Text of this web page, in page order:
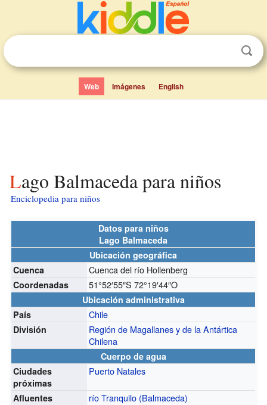
Web Imágenes English
Lago Balmaceda para niños
Enciclopedia para niños
Datos para niños
Lago Balmaceda
Ubicación geográfica
Cuenca
Cuenca del río Hollenberg
Coordenadas 51°52′55″S 72°19′44″O
Ubicación administrativa
País
Chile
División
Región de Magallanes y de la Antártica
Chilena
Cuerpo de agua
Ciudades
próximas
Puerto Natales
Afluentes río Tranquilo (Balmaceda)